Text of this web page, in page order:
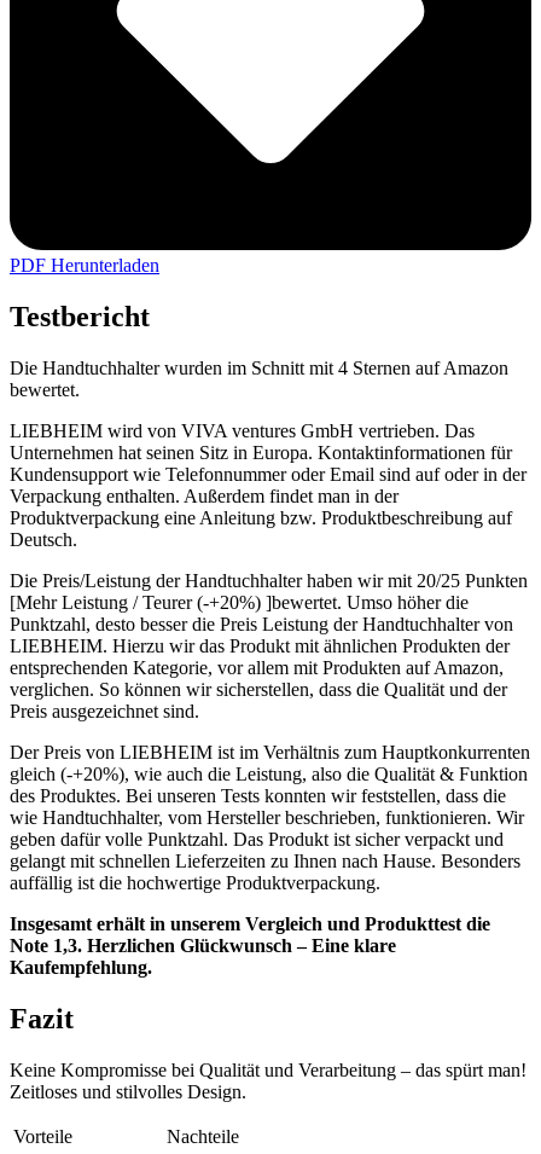
PDF Herunterladen
Testbericht
Die Handtuchhalter wurden im Schnitt mit 4 Sternen auf Amazon
bewertet.
LIEBHEIM wird von VIVA ventures GmbH vertrieben. Das
Unternehmen hat seinen Sitz in Europa. Kontaktinformationen für
Kundensupport wie Telefonnummer oder Email sind auf oder in der
Verpackung enthalten. Außerdem findet man in der
Produktverpackung eine Anleitung bzw. Produktbeschreibung auf
Deutsch.
Die Preis/Leistung der Handtuchhalter haben wir mit 20/25 Punkten
[Mehr Leistung / Teurer (-+20%) ]bewertet. Umso höher die
Punktzahl, desto besser die Preis Leistung der Handtuchhalter von
LIEBHEIM. Hierzu wir das Produkt mit ähnlichen Produkten der
entsprechenden Kategorie, vor allem mit Produkten auf Amazon,
verglichen. So können wir sicherstellen, dass die Qualität und der
Preis ausgezeichnet sind.
Der Preis von LIEBHEIM ist im Verhältnis zum Hauptkonkurrenten
gleich (-+20%), wie auch die Leistung, also die Qualität & Funktion
des Produktes. Bei unseren Tests konnten wir feststellen, dass die
wie Handtuchhalter, vom Hersteller beschrieben, funktionieren. Wir
geben dafür volle Punktzahl. Das Produkt ist sicher verpackt und
gelangt mit schnellen Lieferzeiten zu Ihnen nach Hause. Besonders
auffällig ist die hochwertige Produktverpackung.
Insgesamt erhält in unserem Vergleich und Produkttest die
Note 1,3. Herzlichen Glückwunsch – Eine klare
Kaufempfehlung.
Fazit
Keine Kompromisse bei Qualität und Verarbeitung – das spürt man!
Zeitloses und stilvolles Design.
Vorteile
Nachteile